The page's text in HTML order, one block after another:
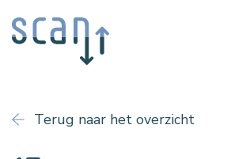
Terug naar het overzicht